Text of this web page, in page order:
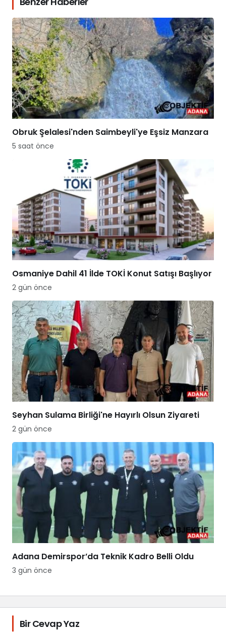
Obruk Şelalesi'nden Saimbeyli'ye Eşsiz Manzara
5 saat önce
Osmaniye Dahil 41 İlde TOKİ Konut Satışı Başlıyor
2 gün önce
Seyhan Sulama Birliği'ne Hayırlı Olsun Ziyareti
2 gün önce
Adana Demirspor’da Teknik Kadro Belli Oldu
3 gün önce
Bir Cevap Yaz